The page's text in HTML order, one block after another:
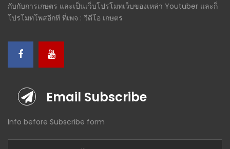
กับกับการเกษตร และเป็นเว็บโปรโมทเว็บของเหล่า Youtuber และก็
โปรโมทโพสอีกที ที่เพจ : วีดีโอ เกษตร
Email Subscribe
Info before Subscribe form